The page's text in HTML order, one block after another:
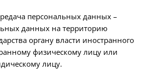
персональных данных –
данных на территорию
органу власти иностранного
физическому лицу или
лицу.